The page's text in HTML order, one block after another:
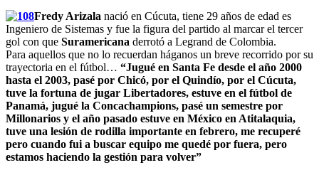
Fredy Arizala nació en Cúcuta, tiene 29 años de edad es
Ingeniero de Sistemas y fue la figura del partido al marcar el tercer
gol con que Suramericana derrotó a Legrand de Colombia.
Para aquellos que no lo recuerdan háganos un breve recorrido por su
trayectoria en el fútbol… “Jugué en Santa Fe desde el año 2000
hasta el 2003, pasé por Chicó, por el Quindío, por el Cúcuta,
tuve la fortuna de jugar Libertadores, estuve en el fútbol de
Panamá, jugué la Concachampions, pasé un semestre por
Millonarios y el año pasado estuve en México en Atitalaquia,
tuve una lesión de rodilla importante en febrero, me recuperé
pero cuando fui a buscar equipo me quedé por fuera, pero
estamos haciendo la gestión para volver”